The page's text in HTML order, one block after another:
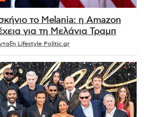
το Melania: η Amazon
για τη Μελάνια Τραμπ
Lifestyle Politic.gr